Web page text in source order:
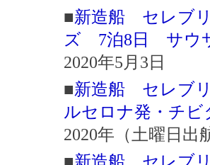
■新造船 セレブ
ズ 7泊8日 サウ
2020年5月3日
■新造船 セレブ
ルセロナ発・チビ
2020年（土曜日出